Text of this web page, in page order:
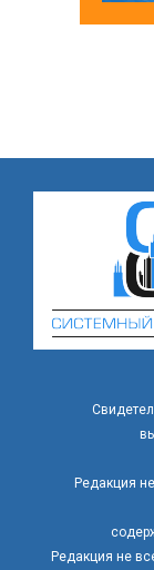
Редакция
Редакция не